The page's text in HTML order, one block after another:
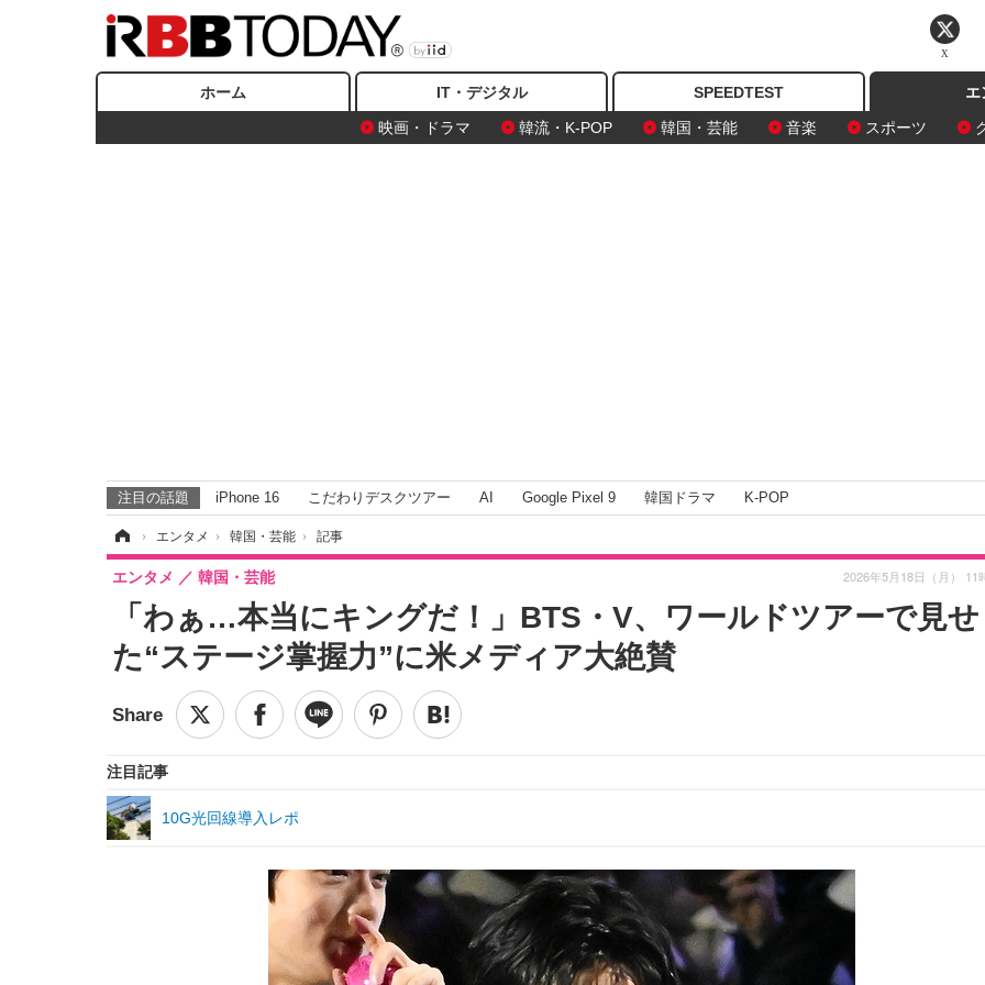
ホーム IT・デジタル SPEEDTEST
エ
映画・ドラマ
韓流・K-POP 韓国・芸能 音楽 スポーツ
注目の話題 iPhone 16 こだわりデスクツアー AI Google Pixel 9 韓国ドラマ K-POP
› エンタメ › 韓国・芸能 › 記事
「わぁ…本当にキングだ！」BTS・V、ワールドツアーで見せ
た“ステージ掌握力”に米メディア大絶賛
エンタメ 韓国・芸能 2026年5月18日（月） 11
注目記事
10G光回線導入レポ
X